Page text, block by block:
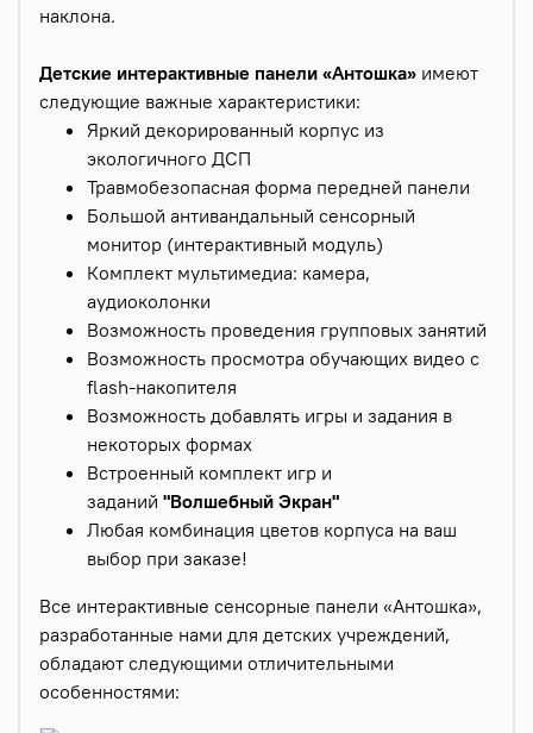
наклона.
Детские интерактивные панели «Антошка» имеют
следующие важные характеристики:
Яркий декорированный корпус из
экологичного ДСП
Травмобезопасная форма передней панели
Большой антивандальный сенсорный
монитор (интерактивный модуль)
Комплект мультимедиа: камера,
аудиоколонки
Возможность проведения групповых занятий
Возможность просмотра обучающих видео с
flash-накопителя
Возможность добавлять игры и задания в
некоторых формах
Встроенный комплект игр и
заданий "Волшебный Экран"
Любая комбинация цветов корпуса на ваш
выбор при заказе!
Все интерактивные сенсорные панели «Антошка»,
разработанные нами для детских учреждений,
обладают следующими отличительными
особенностями: